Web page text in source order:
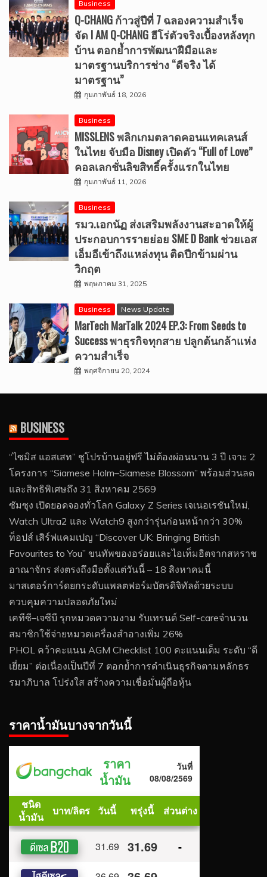
Business
Q-CHANG ก้าวสู่ปีที่ 7 ฉลองความสำเร็จ
จัด I AM Q-CHANG ฮีโร่ตัวจริงเบื้องหลังทุก
บ้าน ตอกย้ำการพัฒนาฝีมือและ
มาตรฐานบริการช่าง “ดีจริง ได้
มาตรฐาน”
กุมภาพันธ์ 18, 2026
Business
MISSLENS พลิกเกมตลาดคอนแทคเลนส์
ในไทย จับมือ Disney เปิดตัว “Full of Love”
คอลเลกชั่นลิขสิทธิ์ครั้งแรกในไทย
กุมภาพันธ์ 11, 2026
Business
รมว.เอกนัฏ ส่งเสริมพลังงานสะอาดให้ผู้
ประกอบการรายย่อย SME D Bank ช่วยเอส
เอ็มอีเข้าถึงแหล่งทุน ติดปีกข้ามผ่าน
วิกฤต
พฤษภาคม 31, 2025
Business News Update
MarTech MarTalk 2024 EP.3: From Seeds to
Success พาธุรกิจทุกสาย ปลูกต้นกล้าแห่ง
ความสำเร็จ
พฤศจิกายน 20, 2024
BUSINESS
“ไซมิส แอสเสท” ชูโปรบ้านอยู่ฟรี ไม่ต้องผ่อนนาน 3 ปี เจาะ 2
โครงการ “Siamese Holm–Siamese Blossom” พร้อมส่วนลด
และสิทธิพิเศษถึง 31 สิงหาคม 2569
ซัมซุง เปิดยอดจองทั่วโลก Galaxy Z Series เจเนอเรชันใหม่,
Watch Ultra2 และ Watch9 สูงกว่ารุ่นก่อนหน้ากว่า 30%
ท็อปส์ เสิร์ฟแคมเปญ “Discover UK: Bringing British
Favourites to You” ขนทัพของอร่อยและไอเท็มฮิตจากสหราช
อาณาจักร ส่งตรงถึงมือตั้งแต่วันนี้ – 18 สิงหาคมนี้
มาสเตอร์การ์ดยกระดับแพลตฟอร์มบัตรดิจิทัลด้วยระบบ
ควบคุมความปลอดภัยใหม่
เคทีซี–เจซีบี รุกหมวดความงาม รับเทรนด์ Self-careจำนวน
สมาชิกใช้จ่ายหมวดเครื่องสำอางเพิ่ม 26%
PHOL คว้าคะแนน AGM Checklist 100 คะแนนเต็ม ระดับ “ดี
เยี่ยม” ต่อเนื่องเป็นปีที่ 7 ตอกย้ำการดำเนินธุรกิจตามหลักธร
รมาภิบาล โปร่งใส สร้างความเชื่อมั่นผู้ถือหุ้น
ราคาน้ำมันบางจากวันนี้